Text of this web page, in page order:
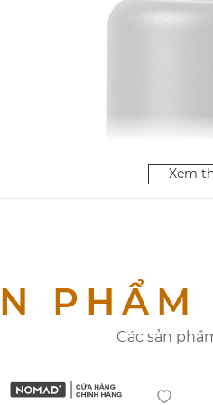
Xem
PHẨM
Các sản